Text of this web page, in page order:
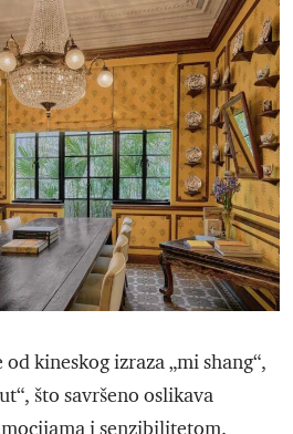
kineskog izraza „mi shang“,
što savršeno oslikava